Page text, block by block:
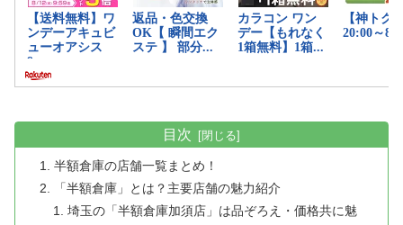
目次
半額倉庫の店舗一覧まとめ！
「半額倉庫」とは？主要店舗の魅力紹介
埼玉の「半額倉庫加須店」は品ぞろえ・価格共に魅